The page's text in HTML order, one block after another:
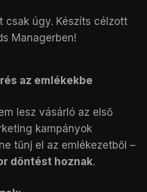
csak úgy. Készíts célzott
Managerben!
az emlékekbe
lesz vásárló az első
kampányok
tűnj el az emlékezetből –
döntést hoznak.